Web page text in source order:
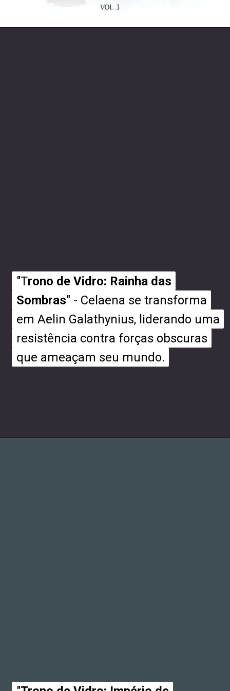
"Trono de Vidro: Rainha das
Sombras" - Celaena se transforma
em Aelin Galathynius, liderando uma
resistência contra forças obscuras
que ameaçam seu mundo.
"Trono de Vidro: Rainha das
Sombras" - Celaena se transforma
em Aelin Galathynius, liderando uma
resistência contra forças obscuras
que ameaçam seu mundo.